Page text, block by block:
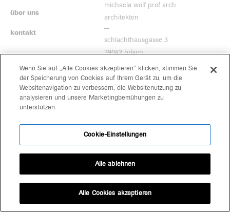
über uns
kontakt
michaela wolf prof arch
architekten
schlachthausgasse 3
39042 brixen
+39 0472 80 11 29
office@bergmeisterwolf.it
Wenn Sie auf „Alle Cookies akzeptieren“ klicken, stimmen Sie
der Speicherung von Cookies auf Ihrem Gerät zu, um die
Websitenavigation zu verbessern, die Websitenutzung zu
analysieren und unsere Marketingbemühungen zu
unterstützen.
Cookie-Einstellungen
Alle ablehnen
Alle Cookies akzeptieren